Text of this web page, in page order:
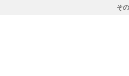
そ